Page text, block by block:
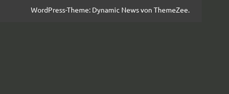
WordPress-Theme: Dynamic News von ThemeZee.